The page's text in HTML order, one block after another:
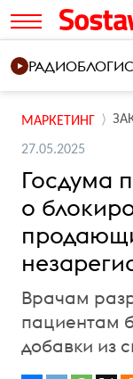
РАДИОБЛОГИ
МАРКЕТИНГ
27.05.2025
Госдума
о
Врачам
пациентам
добавки из